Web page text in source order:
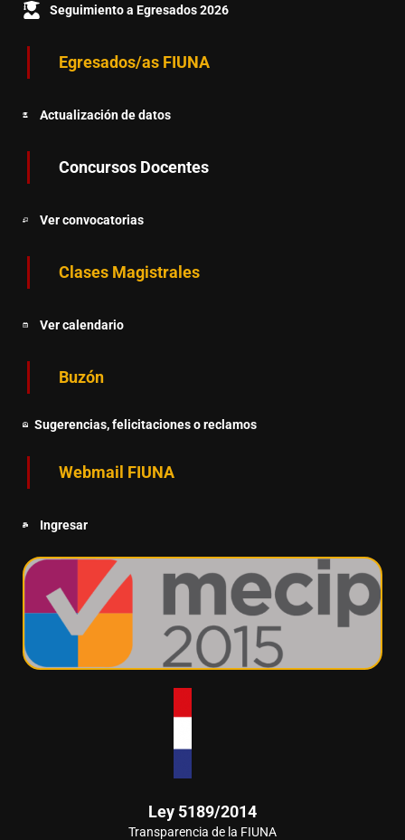
Seguimiento a Egresados 2026
Egresados/as FIUNA
Actualización de datos
Concursos Docentes
Ver convocatorias
Clases Magistrales
Ver calendario
Buzón
Sugerencias, felicitaciones o reclamos
Webmail FIUNA
Ingresar
Ley 5189/2014
Transparencia de la FIUNA